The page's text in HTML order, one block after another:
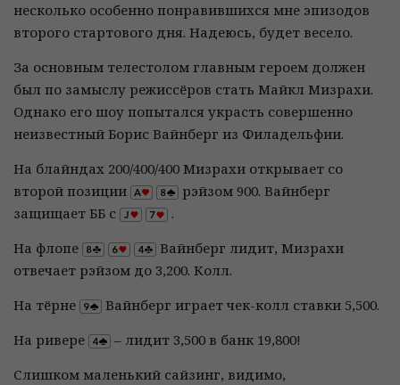
несколько особенно понравившихся мне эпизодов
второго стартового дня. Надеюсь, будет весело.
За основным телестолом главным героем должен
был по замыслу режиссёров стать Майкл Мизрахи.
Однако его шоу попытался украсть совершенно
неизвестный Борис Вайнберг из Филадельфии.
На блайндах 200/400/400 Мизрахи открывает со
второй позиции
рэйзом 900. Вайнберг
защищает ББ с
.
На флопе
Вайнберг лидит, Мизрахи
отвечает рэйзом до 3,200. Колл.
На тёрне
Вайнберг играет чек-колл ставки 5,500.
На ривере
– лидит 3,500 в банк 19,800!
Слишком маленький сайзинг, видимо,